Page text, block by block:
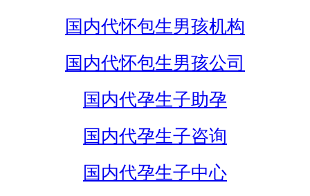
国内代怀包生男孩机构
国内代怀包生男孩公司
国内代孕生子助孕
国内代孕生子咨询
国内代孕生子中心